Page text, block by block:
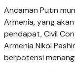
Ancaman Putin
Armenia, yang
pendapat, Civil
Armenia Nikol
berpotensi menang.